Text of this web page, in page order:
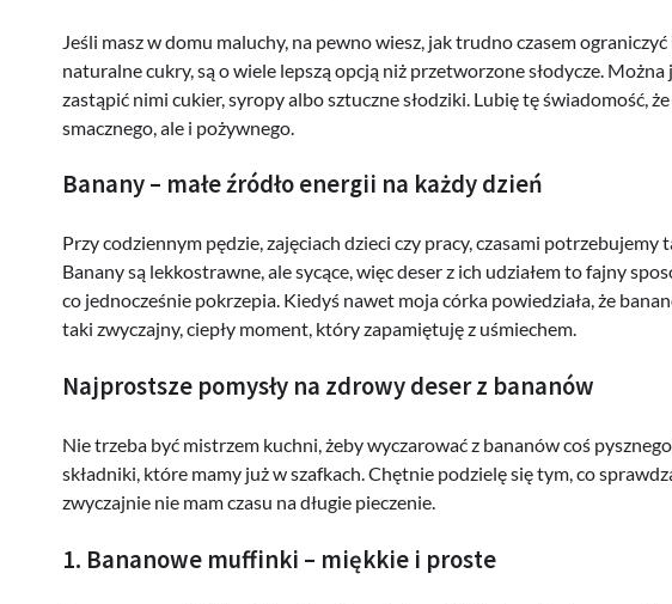
Jeśli masz w domu maluchy, na pewno wiesz, jak trudno czasem
naturalne cukry, są o wiele lepszą opcją niż przetworzone słodycze.
zastąpić nimi cukier, syropy albo sztuczne słodziki. Lubię tę świadomość,
smacznego, ale i pożywnego.
Banany – małe źródło energii na każdy dzień
Przy codziennym pędzie, zajęciach dzieci czy pracy, czasami
Banany są lekkostrawne, ale sycące, więc deser z ich udziałem to fajny
co jednocześnie pokrzepia. Kiedyś nawet moja córka powiedziała, że
taki zwyczajny, ciepły moment, który zapamiętuję z uśmiechem.
Najprostsze pomysły na zdrowy deser z bananów
Nie trzeba być mistrzem kuchni, żeby wyczarować z bananów coś
składniki, które mamy już w szafkach. Chętnie podzielę się tym, co
zwyczajnie nie mam czasu na długie pieczenie.
1. Bananowe muffinki – miękkie i proste